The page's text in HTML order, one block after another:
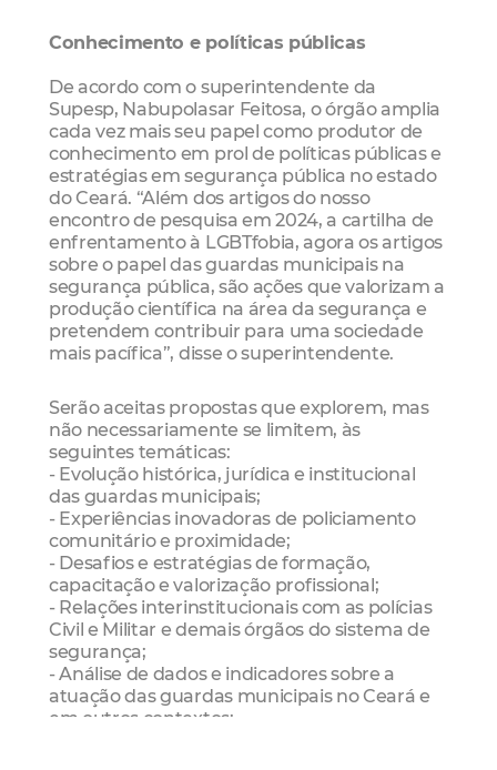
Conhecimento e políticas públicas
De acordo com o superintendente da
Supesp, Nabupolasar Feitosa, o órgão amplia
cada vez mais seu papel como produtor de
conhecimento em prol de políticas públicas e
estratégias em segurança pública no estado
do Ceará. “Além dos artigos do nosso
encontro de pesquisa em 2024, a cartilha de
enfrentamento à LGBTfobia, agora os artigos
sobre o papel das guardas municipais na
segurança pública, são ações que valorizam a
produção científica na área da segurança e
pretendem contribuir para uma sociedade
mais pacífica”, disse o superintendente.
Serão aceitas propostas que explorem, mas
não necessariamente se limitem, às
seguintes temáticas:
- Evolução histórica, jurídica e institucional
das guardas municipais;
- Experiências inovadoras de policiamento
comunitário e proximidade;
- Desafios e estratégias de formação,
capacitação e valorização profissional;
- Relações interinstitucionais com as polícias
Civil e Militar e demais órgãos do sistema de
segurança;
- Análise de dados e indicadores sobre a
atuação das guardas municipais no Ceará e
em outros contextos;